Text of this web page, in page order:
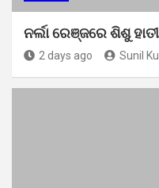
ନର୍ଲା ରେଞ୍ଜରେ ଶିଶୁ
2 days ago Sunil